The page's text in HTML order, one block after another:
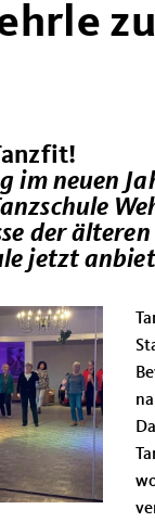
im neuen
der
jetzt